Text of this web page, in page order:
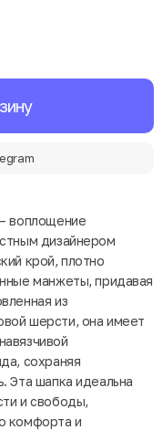
воплощение
дизайнером
крой, плотно
манжеты, придавая
из
шерсти, она имеет
сохраняя
Эта шапка идеальна
и свободы,
комфорта и